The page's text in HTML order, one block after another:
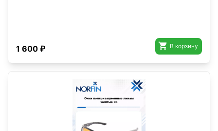
1 600 ₽  В корзину